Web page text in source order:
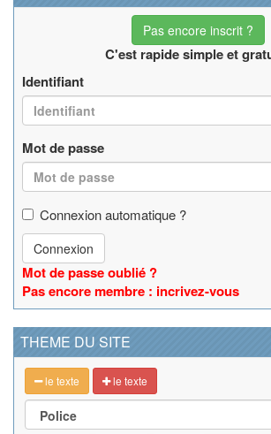
Pas encore inscrit ?
C'est rapide simple et
Identifiant
Mot de passe
Connexion automatique ?
Connexion
Mot de passe oublié ?
Pas encore membre : incrivez-vous
THEME DU SITE
le texte le texte